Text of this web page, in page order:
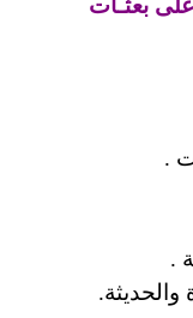
بعثـات
.
.
والحديثة.